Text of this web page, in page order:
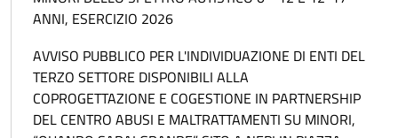
ANNI, ESERCIZIO 2026
AVVISO PUBBLICO PER L'INDIVIDUAZIONE DI ENTI DEL
TERZO SETTORE DISPONIBILI ALLA
COPROGETTAZIONE E COGESTIONE IN PARTNERSHIP
DEL CENTRO ABUSI E MALTRATTAMENTI SU MINORI,